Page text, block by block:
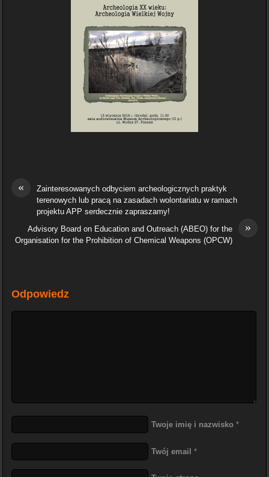
«
Zainteresowanych odbyciem archeologicznych praktyk
terenowych lub pracą na zasadach wolontariatu w ramach
projektu APP serdecznie zapraszamy!
»
Advisory Board on Education and Outreach (ABEO) for the
Organisation for the Prohibition of Chemical Weapons (OPCW)
Odpowiedz
Twoje imię i nazwisko *
Twój email *